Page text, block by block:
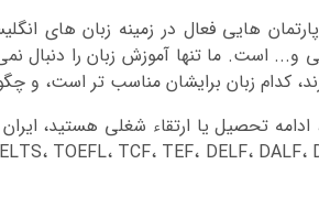
هایی فعال در زمینه زبان های
و... است. ما تنها آموزش زبان را دنبال
کدام زبان برایشان مناسب تر است، و
ادامه تحصیل یا ارتقاء شغلی هستید،